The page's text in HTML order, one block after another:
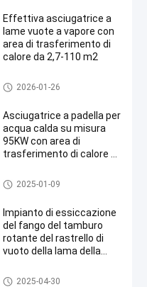
Effettiva asciugatrice a
lame vuote a vapore con
area di trasferimento di
calore da 2,7-110 m2
essiccatore vuoto della pagaia
2026-01-26
Asciugatrice a padella per
acqua calda su misura
95KW con area di
trasferimento di calore di
essiccatore vuoto della pagaia
2025-01-09
Impianto di essiccazione
del fango del tamburo
rotante del rastrello di
vuoto della lama della
essiccatore vuoto della pagaia
2025-04-30